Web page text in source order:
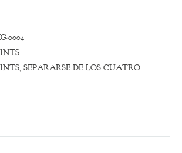
0004
, SEPARARSE DE LOS CUATRO